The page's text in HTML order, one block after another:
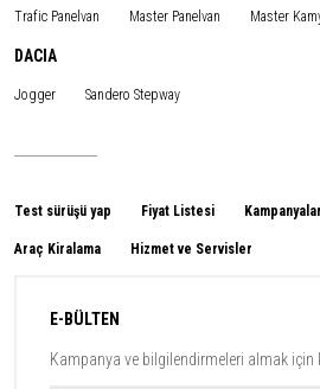
Trafic Panelvan Master Panelvan Master
DACIA
Jogger Sandero Stepway
Test sürüşü yap Fiyat Listesi Kampanyalar
Araç Kiralama Hizmet ve Servisler
E-BÜLTEN
Kampanya ve bilgilendirmeleri almak için